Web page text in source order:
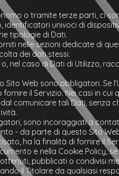
o tramite terze parti, ci
identificatori univoci di
tipologie di Dati.
nelle sezioni dedicate di
dei dati stessi.
nel caso di Dati di Utilizzo,
Web sono obbligatori. Se
il Servizio. Nei casi in cui
comunicare tali Dati, senza
sono incoraggiati a
- da parte di questo Sito
ha la finalità di fornire il
e nella Cookie Policy, se
pubblicati o condivisi
il Titolare da qualsiasi